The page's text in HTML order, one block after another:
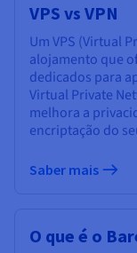
VPS vs VPN
Um VPS (Virtual
alojamento que
dedicados para
Virtual Private
melhora a
encriptação do
Saber mais
O que é o